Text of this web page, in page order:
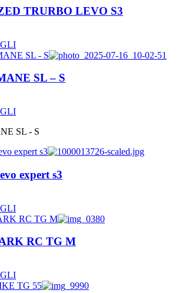
TRURBO LEVO S3
SL – S
SL - S
expert s3
RC TG M